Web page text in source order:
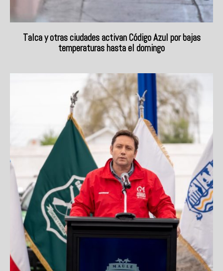
Talca y otras ciudades activan Código Azul por bajas
temperaturas hasta el domingo